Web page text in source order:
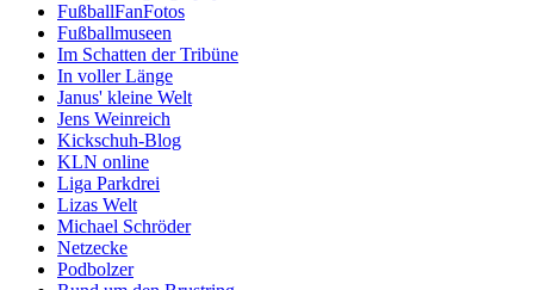
FußballFanFotos
Fußballmuseen
Im Schatten der Tribüne
In voller Länge
Janus' kleine Welt
Jens Weinreich
Kickschuh-Blog
KLN online
Liga Parkdrei
Lizas Welt
Michael Schröder
Netzecke
Podbolzer